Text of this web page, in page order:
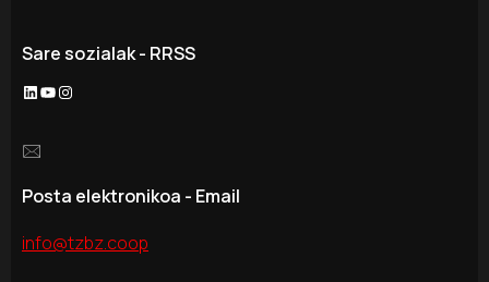
Sare sozialak - RRSS
LinkedIn
YouTube
Instagram
🖂
Posta elektronikoa - Email
info@tzbz.coop